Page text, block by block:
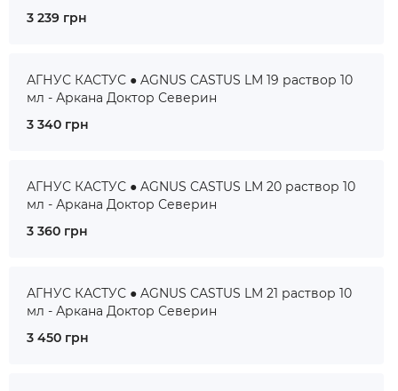
3 239 грн
АГНУС КАСТУС ● AGNUS CASTUS LM 19 раствор 10
мл - Аркана Доктор Северин
3 340 грн
АГНУС КАСТУС ● AGNUS CASTUS LM 20 раствор 10
мл - Аркана Доктор Северин
3 360 грн
АГНУС КАСТУС ● AGNUS CASTUS LM 21 раствор 10
мл - Аркана Доктор Северин
3 450 грн